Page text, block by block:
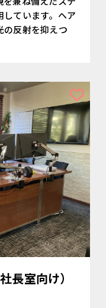
しています。ヘア
の反射を抑えつ
長室向け）